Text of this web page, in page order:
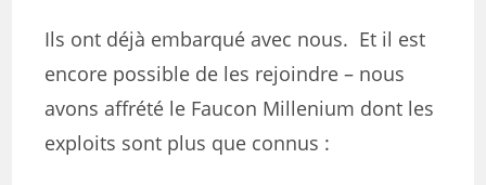
Ils ont déjà embarqué avec nous. Et il est
encore possible de les rejoindre – nous
avons affrété le Faucon Millenium dont les
exploits sont plus que connus :